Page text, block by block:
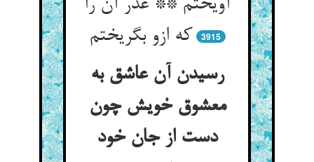
آویختم ** عذر آن را
که ازو بگریختم
3915
رسیدن آن عاشق به
معشوق خویش چون
دست از جان خود